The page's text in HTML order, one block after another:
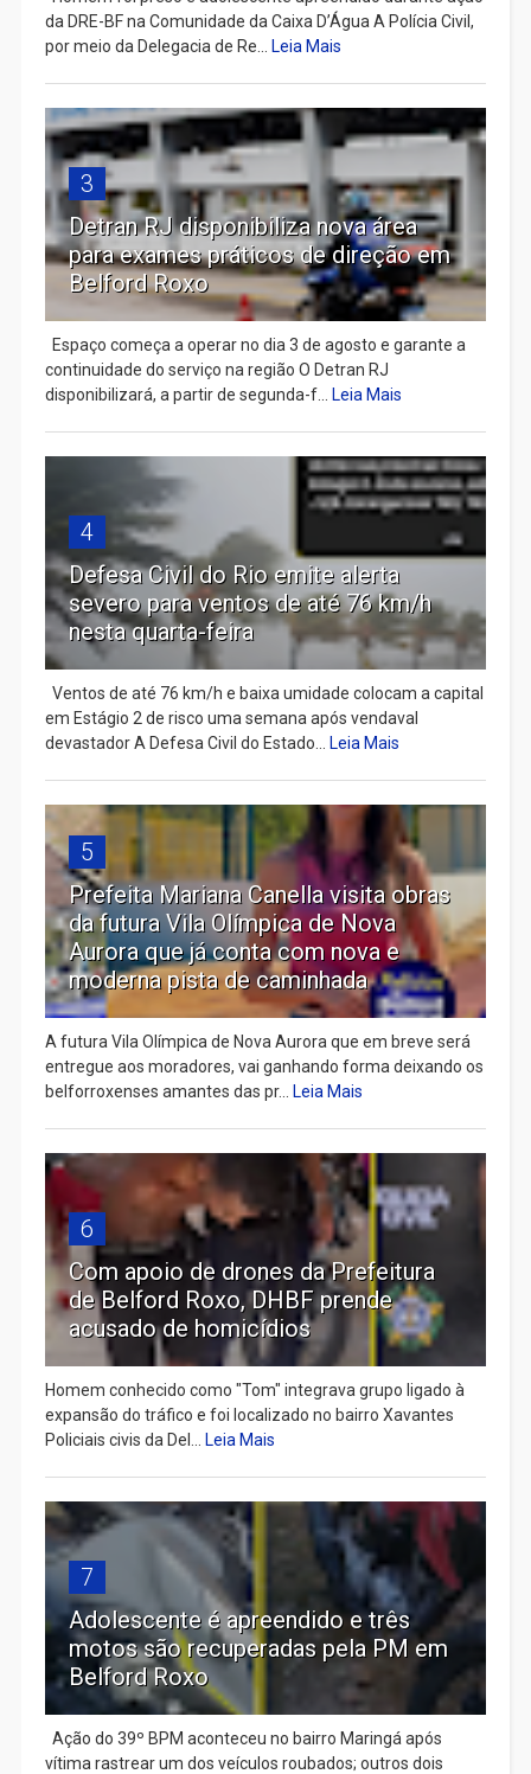
da DRE-BF na Comunidade da Caixa D’Água A Polícia Civil,
por meio da Delegacia de Re... Leia Mais
3
Detran RJ disponibiliza nova área
para exames práticos de direção em
Belford Roxo
Espaço começa a operar no dia 3 de agosto e garante a
continuidade do serviço na região O Detran RJ
disponibilizará, a partir de segunda-f... Leia Mais
4
Defesa Civil do Rio emite alerta
severo para ventos de até 76 km/h
nesta quarta-feira
Ventos de até 76 km/h e baixa umidade colocam a capital
em Estágio 2 de risco uma semana após vendaval
devastador A Defesa Civil do Estado... Leia Mais
5
Prefeita Mariana Canella visita obras
da futura Vila Olímpica de Nova
Aurora que já conta com nova e
moderna pista de caminhada
A futura Vila Olímpica de Nova Aurora que em breve será
entregue aos moradores, vai ganhando forma deixando os
belforroxenses amantes das pr... Leia Mais
6
Com apoio de drones da Prefeitura
de Belford Roxo, DHBF prende
acusado de homicídios
Homem conhecido como "Tom" integrava grupo ligado à
expansão do tráfico e foi localizado no bairro Xavantes
Policiais civis da Del... Leia Mais
7
Adolescente é apreendido e três
motos são recuperadas pela PM em
Belford Roxo
Ação do 39º BPM aconteceu no bairro Maringá após
vítima rastrear um dos veículos roubados; outros dois